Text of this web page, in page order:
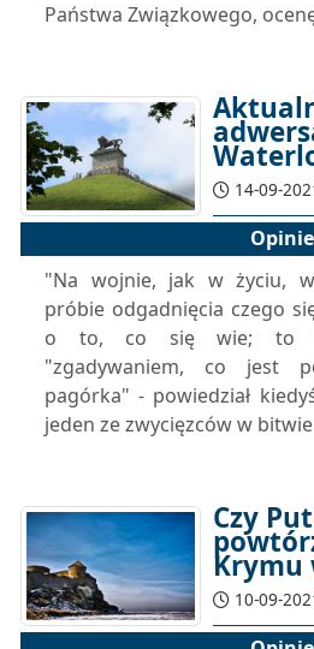
Państwa Związkowego,
14-09-
"Na wojnie, jak w życiu,
próbie odgadnięcia czego
o to, co się wie; to
"zgadywaniem, co jest
pagórka" - powiedział
jeden ze zwycięzców w
Czy
Krymu
10-09-